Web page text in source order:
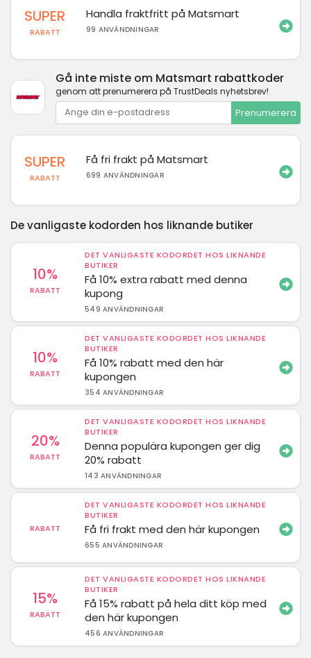
SUPER
RABATT
Handla fraktfritt på Matsmart
99 ANVÄNDNINGAR
Gå inte miste om Matsmart rabattkoder
genom att prenumerera på TrustDeals nyhetsbrev!
Prenumerera
SUPER
RABATT
Få fri frakt på Matsmart
699 ANVÄNDNINGAR
De vanligaste kodorden hos liknande butiker
10%
RABATT
DET VANLIGASTE KODORDET HOS LIKNANDE
BUTIKER
Få 10% extra rabatt med denna
kupong
549 ANVÄNDNINGAR
10%
RABATT
DET VANLIGASTE KODORDET HOS LIKNANDE
BUTIKER
Få 10% rabatt med den här
kupongen
354 ANVÄNDNINGAR
20%
RABATT
DET VANLIGASTE KODORDET HOS LIKNANDE
BUTIKER
Denna populära kupongen ger dig
20% rabatt
143 ANVÄNDNINGAR
RABATT
DET VANLIGASTE KODORDET HOS LIKNANDE
BUTIKER
Få fri frakt med den här kupongen
655 ANVÄNDNINGAR
15%
RABATT
DET VANLIGASTE KODORDET HOS LIKNANDE
BUTIKER
Få 15% rabatt på hela ditt köp med
den här kupongen
456 ANVÄNDNINGAR